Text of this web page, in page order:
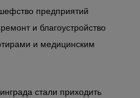
предприятий
и благоустройство
и медицинским
стали приходить